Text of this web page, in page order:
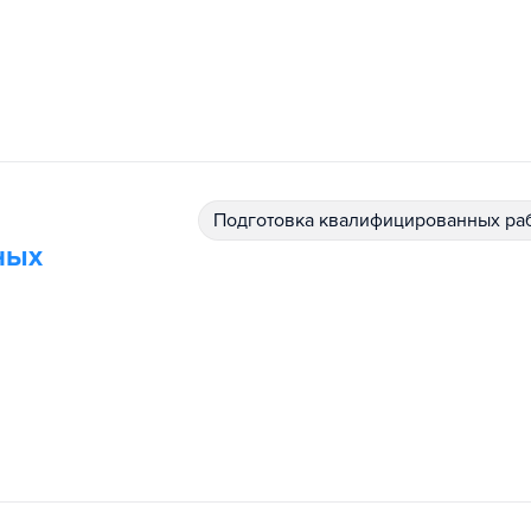
подготовка квалифицированных